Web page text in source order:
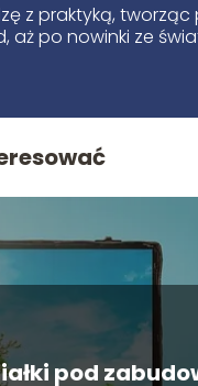
z praktyką,
aż po nowinki ze
pod